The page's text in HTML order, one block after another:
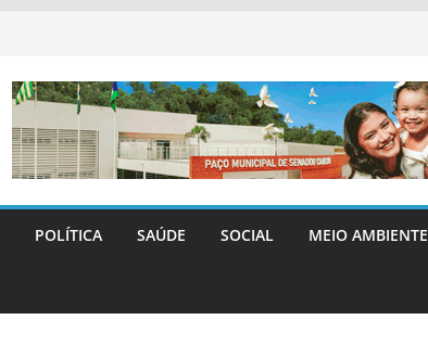
POLÍTICA SAÚDE SOCIAL MEIO AMBIENTE